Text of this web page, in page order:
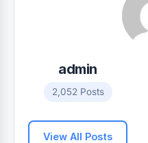
admin
2,052 Posts
View All Posts